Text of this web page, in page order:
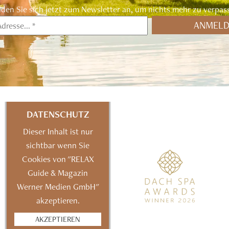
Sie sich jetzt zum Newsletter an, um nichts mehr zu
DATENSCHUTZ
Dieser Inhalt ist nur
sichtbar wenn Sie
Cookies von "RELAX
Guide & Magazin
Werner Medien GmbH"
akzeptieren.
AKZEPTIEREN